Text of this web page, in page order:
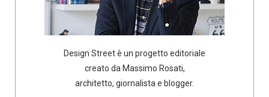
Design Street è un progetto editoriale
creato da Massimo Rosati,
architetto, giornalista e blogger.